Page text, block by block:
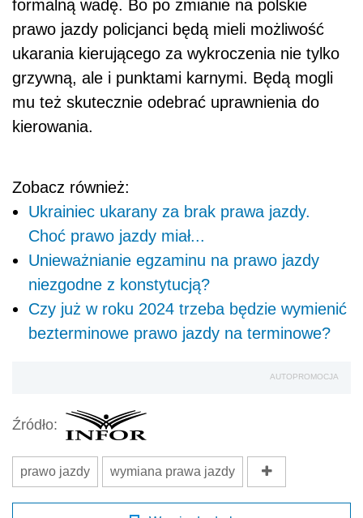
formalną wadę. Bo po zmianie na polskie
prawo jazdy policjanci będą mieli możliwość
ukarania kierującego za wykroczenia nie tylko
grzywną, ale i punktami karnymi. Będą mogli
mu też skutecznie odebrać uprawnienia do
kierowania.
Zobacz również:
Ukrainiec ukarany za brak prawa jazdy.
Choć prawo jazdy miał...
Unieważnianie egzaminu na prawo jazdy
niezgodne z konstytucją?
Czy już w roku 2024 trzeba będzie wymienić
bezterminowe prawo jazdy na terminowe?
AUTOPROMOCJA
Źródło:
prawo jazdy wymiana prawa jazdy